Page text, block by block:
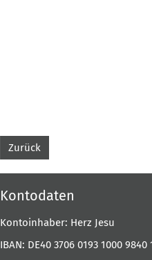
Zurück
Kontodaten
Kontoinhaber: Herz Jesu
IBAN: DE40 3706 0193 1000 9840